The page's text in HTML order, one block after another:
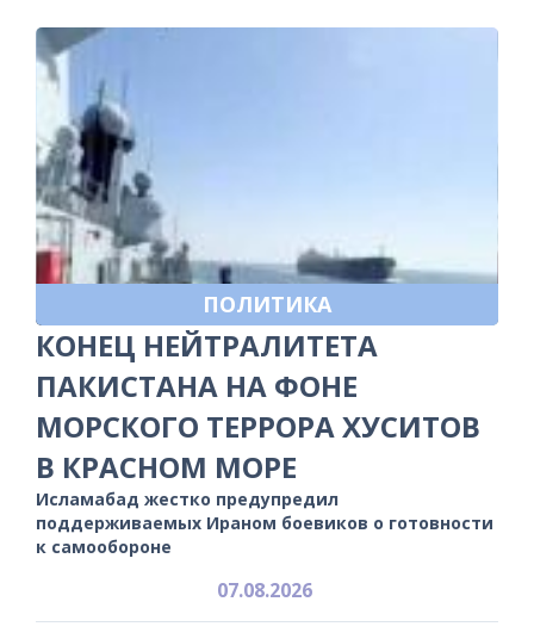
ПОЛИТИКА
КОНЕЦ НЕЙТРАЛИТЕТА
ПАКИСТАНА НА ФОНЕ
МОРСКОГО ТЕРРОРА ХУСИТОВ
В КРАСНОМ МОРЕ
Исламабад жестко предупредил
поддерживаемых Ираном боевиков о готовности
к самообороне
07.08.2026